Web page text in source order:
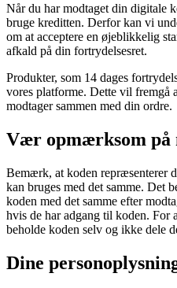
Når du har modtaget din digitale
bruge kreditten. Derfor kan vi
om at acceptere en øjeblikkelig
afkald på din fortrydelsesret.
Produkter, som 14 dages
vores platforme. Dette vil fremgå
modtager sammen med din ordre.
Vær opmærksom på
Bemærk, at koden repræsenterer
kan bruges med det samme. Det
koden med det samme efter
hvis de har adgang til koden. For
beholde koden selv og ikke dele
Dine